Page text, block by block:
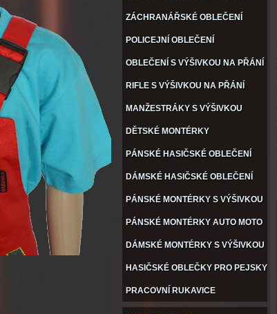
ZÁCHRANÁŘSKÉ OBLEČENÍ
POLICEJNÍ OBLEČENÍ
OBLEČENÍ S VÝŠIVKOU NA PŘÁNÍ
RIFLE S VÝŠIVKOU NA PŘÁNÍ
MANŽESTRÁKY S VÝŠIVKOU
DĚTSKÉ MONTÉRKY
PÁNSKÉ HASIČSKÉ OBLEČENÍ
DÁMSKÉ HASIČSKÉ OBLEČENÍ
PÁNSKÉ MONTÉRKY S VÝŠIVKOU
PÁNSKÉ MONTÉRKY AUTO MOTO
DÁMSKÉ MONTÉRKY S VÝŠIVKOU
HASIČSKÉ OBLEČKY PRO PEJSKY
PRACOVNÍ RUKAVICE